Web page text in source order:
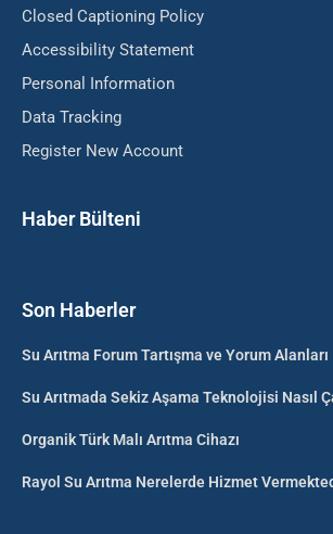
Closed Captioning Policy
Accessibility Statement
Personal Information
Data Tracking
Register New Account
Haber Bülteni
Son Haberler
Su Arıtma Forum Tartışma ve Yorum Alanları
Su Arıtmada Sekiz Aşama Teknolojisi Nasıl
Organik Türk Malı Arıtma Cihazı
Rayol Su Arıtma Nerelerde Hizmet